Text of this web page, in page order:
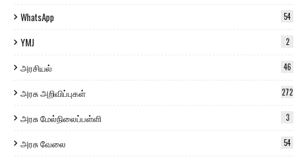
WhatsApp 54
YMJ 2
அரசியல் 46
அரசு அறிவிப்புகள் 272
அரசு மேல்நிலைப்பள்ளி 3
அரசு வேலை 54